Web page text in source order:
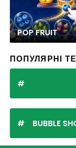
POP FRUIT
ПОПУЛЯРНІ
BUBBLE